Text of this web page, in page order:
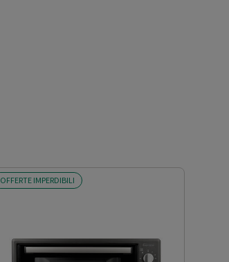
OFFERTE IMPERDIBILI